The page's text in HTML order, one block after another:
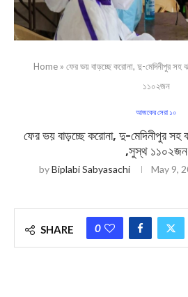
Home » ফের ভয় বাড়চ্ছে করোনা, দু-মেদিনীপুর
১১০২জন
আজকের সেরা ১০
ফের ভয় বাড়চ্ছে করোনা, দু-মেদিনীপুর
,সুস্থ ১১০২জন
byBiplabi Sabyasachi May 9,
SHARE 0